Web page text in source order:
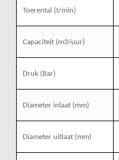
Toerental (t/min)
Capaciteit (m3/uur)
Druk (Bar)
Diameter inlaat (mm)
Diameter uitlaat (mm)